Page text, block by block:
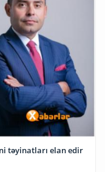
təyinatları elan edir